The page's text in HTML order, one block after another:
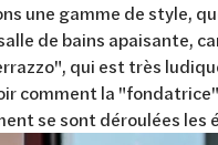
une gamme de style,
de bains apaisante,
qui est très
comment la
se sont déroulées les